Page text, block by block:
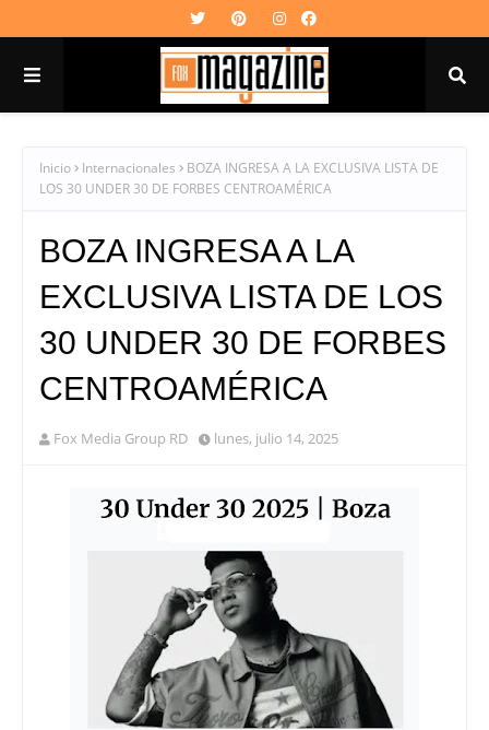
Inicio Internacionales
BOZA INGRESA A LA EXCLUSIVA LISTA DE
LOS 30 UNDER 30 DE FORBES CENTROAMÉRICA
BOZA INGRESA A LA
EXCLUSIVA LISTA DE LOS
30 UNDER 30 DE FORBES
CENTROAMÉRICA
Fox Media Group RD lunes, julio 14, 2025